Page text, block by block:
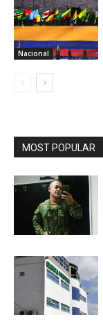
Nacional
MOST POPULAR